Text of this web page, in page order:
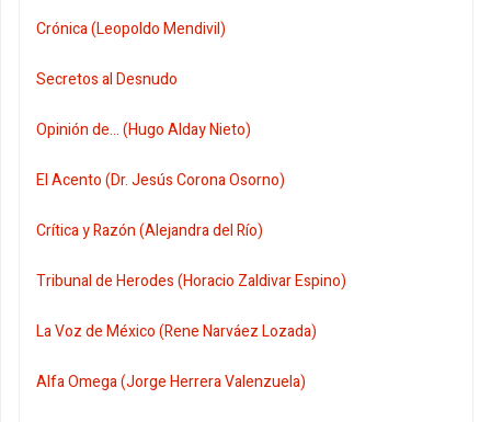
Crónica (Leopoldo Mendivil)
Secretos al Desnudo
Opinión de... (Hugo Alday Nieto)
El Acento (Dr. Jesús Corona Osorno)
Crítica y Razón (Alejandra del Río)
Tribunal de Herodes (Horacio Zaldivar Espino)
La Voz de México (Rene Narváez Lozada)
Alfa Omega (Jorge Herrera Valenzuela)